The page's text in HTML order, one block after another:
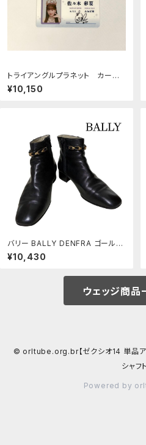
トライアングルプラネット カード
コンプセット
¥10,150
バリー BALLY DENFRA ゴールド
チェーンインターロッキング ソフト
レザーショートブーツ ITALY製 5
¥10,430
ウェッジ商品
© orltube.org.br【ゼクシオ14 単品ア
シャフ
Powered by